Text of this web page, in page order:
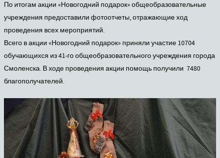
По итогам акции «Новогодний подарок» общеобразовательные
учреждения предоставили фотоотчеты, отражающие ход
проведения всех мероприятий.
Всего в акции «Новогодний подарок» приняли участие 10704
обучающихся из 41-го общеобразовательного учреждения города
Смоленска. В ходе проведения акции помощь получили 7480
благополучателей.